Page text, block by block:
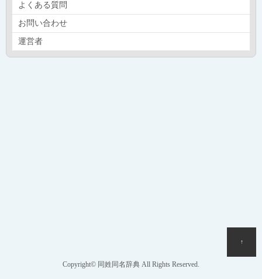
よくある質問
お問い合わせ
運営者
↑
Copyright© 同姓同名辞典 All Rights Reserved.